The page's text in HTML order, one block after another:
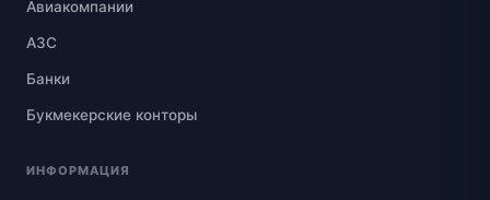
Авиакомпании
АЗС
Банки
Букмекерские конторы
ИНФОРМАЦИЯ